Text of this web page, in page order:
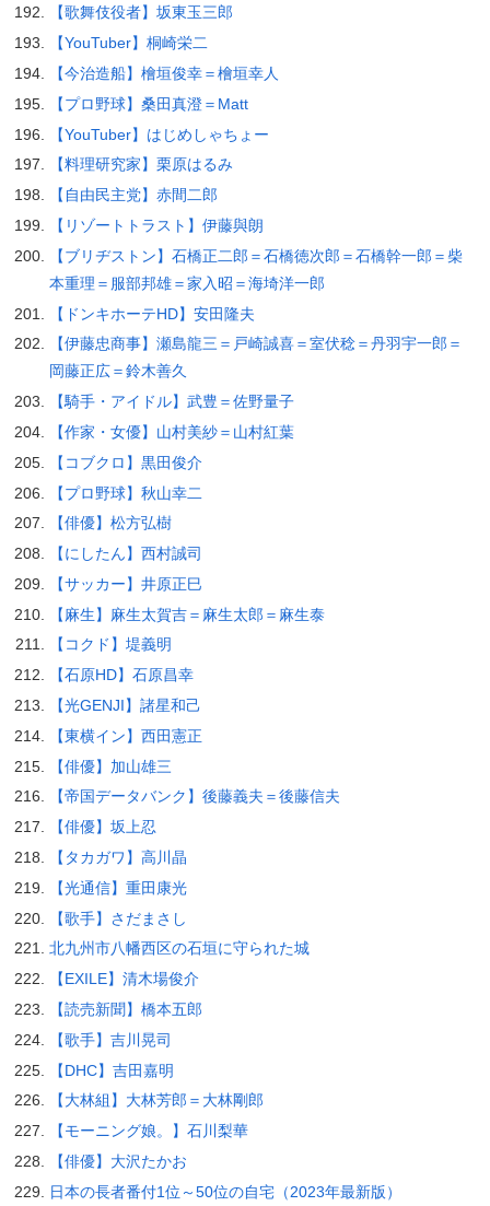
【歌舞伎役者】坂東玉三郎
【YouTuber】桐崎栄二
【今治造船】檜垣俊幸＝檜垣幸人
【プロ野球】桑田真澄＝Matt
【YouTuber】はじめしゃちょー
【料理研究家】栗原はるみ
【自由民主党】赤間二郎
【リゾートトラスト】伊藤與朗
【ブリヂストン】石橋正二郎＝石橋徳次郎＝石橋幹一郎＝柴
本重理＝服部邦雄＝家入昭＝海埼洋一郎
【ドンキホーテHD】安田隆夫
【伊藤忠商事】瀬島龍三＝戸崎誠喜＝室伏稔＝丹羽宇一郎＝
岡藤正広＝鈴木善久
【騎手・アイドル】武豊＝佐野量子
【作家・女優】山村美紗＝山村紅葉
【コブクロ】黒田俊介
【プロ野球】秋山幸二
【俳優】松方弘樹
【にしたん】西村誠司
【サッカー】井原正巳
【麻生】麻生太賀吉＝麻生太郎＝麻生泰
【コクド】堤義明
【石原HD】石原昌幸
【光GENJI】諸星和己
【東横イン】西田憲正
【俳優】加山雄三
【帝国データバンク】後藤義夫＝後藤信夫
【俳優】坂上忍
【タカガワ】高川晶
【光通信】重田康光
【歌手】さだまさし
北九州市八幡西区の石垣に守られた城
【EXILE】清木場俊介
【読売新聞】橋本五郎
【歌手】吉川晃司
【DHC】吉田嘉明
【大林組】大林芳郎＝大林剛郎
【モーニング娘。】石川梨華
【俳優】大沢たかお
日本の長者番付1位～50位の自宅（2023年最新版）